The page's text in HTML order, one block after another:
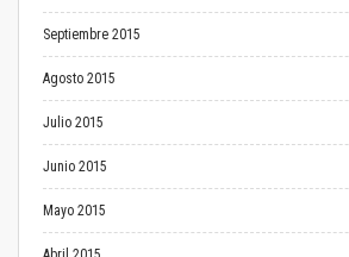
Septiembre 2015
Agosto 2015
Julio 2015
Junio 2015
Mayo 2015